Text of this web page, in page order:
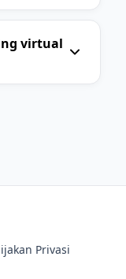
virtual
Privasi